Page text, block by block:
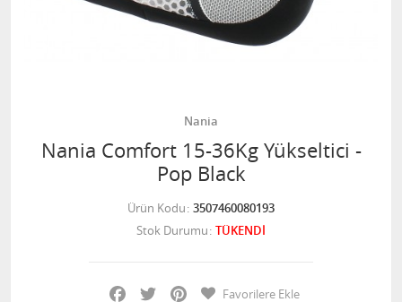
Nania
Nania Comfort 15-36Kg Yükseltici -
Pop Black
Ürün Kodu 3507460080193
Stok Durumu TÜKENDİ
Facebook
Twitter PinterestFavorilere Ekle